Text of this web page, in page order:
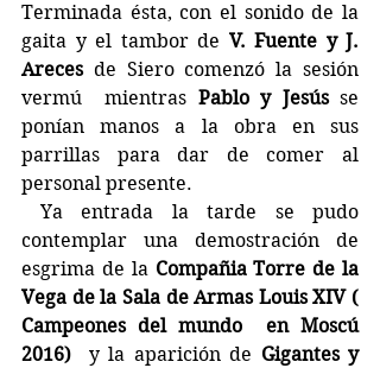
Terminada ésta, con el sonido de la
gaita y el tambor de V. Fuente y J.
Areces de Siero comenzó la sesión
vermú  mientras Pablo y Jesús se
ponían manos a la obra en sus
parrillas para dar de comer al
personal presente.
contemplar una demostración de
esgrima de la Compañia Torre de la
Vega de la Sala de Armas Louis XIV (
Campeones del mundo  en Moscú
2016)
  y la aparición de
Gigantes y